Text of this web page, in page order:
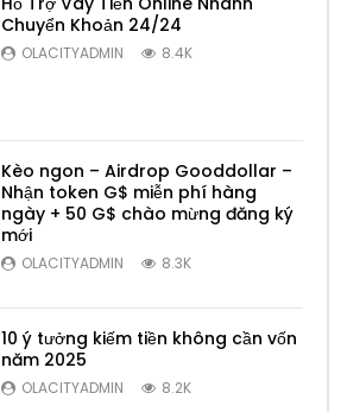
Chuyển Khoản 24/24
OLACITYADMIN 8.4K
Kèo ngon – Airdrop Gooddollar –
Nhận token G$ miễn phí hàng
ngày + 50 G$ chào mừng đăng ký
mới
OLACITYADMIN 8.3K
10 ý tưởng kiếm tiền không cần vốn
năm 2025
OLACITYADMIN 8.2K